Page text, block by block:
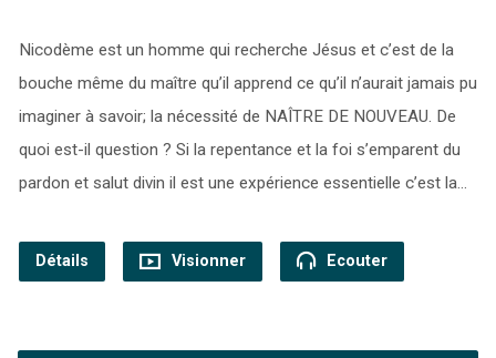
Nicodème est un homme qui recherche Jésus et c’est de la
bouche même du maître qu’il apprend ce qu’il n’aurait jamais pu
imaginer à savoir; la nécessité de NAÎTRE DE NOUVEAU. De
quoi est-il question ? Si la repentance et la foi s’emparent du
pardon et salut divin il est une expérience essentielle c’est la…
Détails Visionner Ecouter